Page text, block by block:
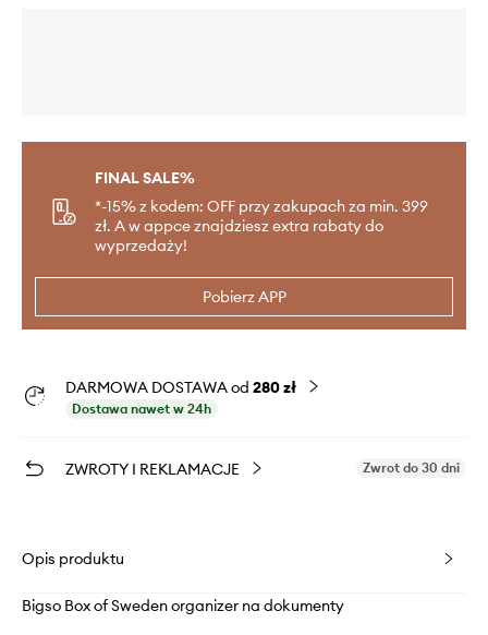
FINAL SALE%
*-15% z kodem: OFF przy zakupach za min. 399
zł. A w appce znajdziesz extra rabaty do
wyprzedaży!
Pobierz APP
DARMOWA DOSTAWA od 280 zł
Dostawa nawet w 24h
ZWROTY I REKLAMACJE Zwrot do 30 dni
Opis produktu
Bigso Box of Sweden organizer na dokumenty